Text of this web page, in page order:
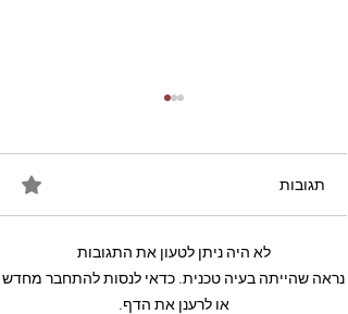
מתכון מנצח עוגת מייפל
שוקולד בחושה וקלה - זיוה
תגובות
לא היה ניתן לטעון את התגובות
נראה שהייתה בעיה טכנית. כדאי לנסות להתחבר מחדש
או לרענן את הדף.